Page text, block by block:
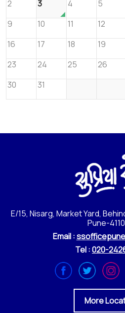
2
3 4 5
9
10 11 12
16
17 18 19
23
24 25 26
30
31
E/15, Nisarg, Market Yard,
Pune-
Email :
Tel :020-
More